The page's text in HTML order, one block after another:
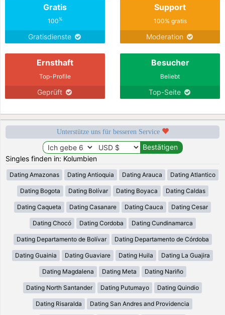
Gratis
100%
Gratisdienste
Support
100% gratis
Moderation
Ernsthaft
Top-Profile
Geprüft
Besucher
Beliebt
Top-Seite
Unterstütze uns für besseren Service
Singles finden in: Kolumbien
Dating Amazonas Dating Antioquia Dating Arauca Dating Atlantico
Dating Bogota Dating Bolívar Dating Boyaca Dating Caldas
Dating Caqueta Dating Casanare Dating Cauca Dating Cesar
Dating Chocó Dating Cordoba Dating Cundinamarca
Dating Departamento de Bolívar Dating Departamento de Córdoba
Dating Guainia Dating Guaviare Dating Huila Dating La Guajira
Dating Magdalena Dating Meta Dating Nariño
Dating North Santander Dating Putumayo Dating Quindio
Dating Risaralda Dating San Andres and Providencia